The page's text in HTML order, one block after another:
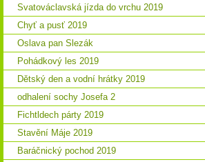
Svatováclavská jízda do vrchu 2019
Chyť a pusť 2019
Oslava pan Slezák
Pohádkový les 2019
Dětský den a vodní hrátky 2019
odhalení sochy Josefa 2
Fichtldech párty 2019
Stavění Máje 2019
Baráčnický pochod 2019